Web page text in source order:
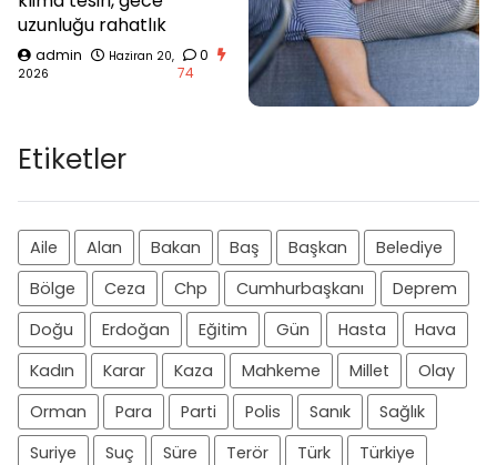
uzunluğu rahatlık
admin
Haziran 20,
2026
0
74
Etiketler
Aile Alan Bakan Baş Başkan
Belediye
Bölge
Ceza Chp Cumhurbaşkanı
Deprem
Doğu
Erdoğan Eğitim Gün Hasta
Hava
Kadın
Karar Kaza Mahkeme Millet
Olay
Orman
Para Parti Polis Sanık
Sağlık
Suriye
Suç Süre Terör Türk Türkiye